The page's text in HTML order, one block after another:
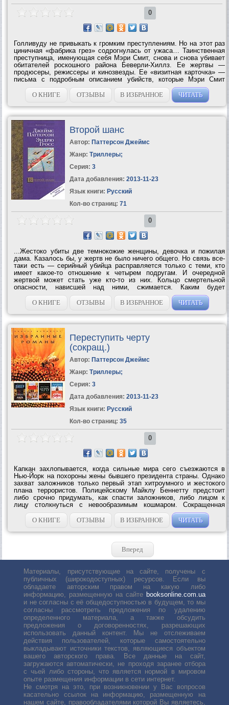
0
Голливуду не привыкать к громким преступлениям. Но на этот раз
циничная «фабрика грез» содрогнулась от ужаса… Таинственная
преступница, именующая себя Мэри Смит, снова и снова убивает
обитателей роскошного района Беверли-Хиллз. Ее жертвы —
продюсеры, режиссеры и кинозвезды. Ее «визитная карточка» —
письма с подробным описанием убийств, которые Мэри Смит
посылает в местную газету. Полиция Лос-Анджелеса — в тупике.
О КНИГЕ ОТЗЫВЫ В ИЗБРАННОЕ ЧИТАТЬ
Второй шанс
Автор: Паттерсон Джеймс
Жанр: Триллеры;
Серия: 3
Дата добавления: 2013-11-23
Язык книги: Русский
Кол-во страниц: 71
0
...Жестоко убиты две темнокожие женщины, девочка и пожилая
дама. Казалось бы, у жертв не было ничего общего. Но связь все-
таки есть — серийный убийца расправляется только с теми, кто
имеет какое-то отношение к четырем подругам. И очередной
жертвой может стать уже кто-то из них. Кольцо смертельной
опасности, нависшей над ними, сжимается. Каким будет
следующий шаг преступника? И можно ли его...
О КНИГЕ
ОТЗЫВЫ В ИЗБРАННОЕ ЧИТАТЬ
Переступить черту
(сокращ.)
Автор: Паттерсон Джеймс
Жанр: Триллеры;
Серия: 3
Дата добавления: 2013-11-23
Язык книги: Русский
Кол-во страниц: 35
0
Капкан захлопывается, когда сильные мира сего съезжаются в
Нью-Йорк на похороны жены бывшего президента страны. Однако
захват заложников только первый этап хитроумного и жестокого
плана террористов. Полицейскому Майклу Беннетту предстоит
либо срочно придумать, как спасти заложников, либо лицом к
лицу столкнуться с невообразимым кошмаром. Сокращенная
версия от «Ридерз...
О КНИГЕ
ОТЗЫВЫ В ИЗБРАННОЕ ЧИТАТЬ
Вперед
Материалы, присутствующие на сайте, получены с
публичных (широкодоступных) ресурсов. Если вы
обладаете авторским правом на какую либо
информацию, размещенную на сайте booksonline.com.ua
и не согласны с её общедоступностью в будущем, то мы
согласны рассмотреть предложения по удалению
определенного материала, а также обсудить
предложения о договоренностях, разрешающих
использовать данный контент. Мы не отслеживаем
действия пользователей, которые самостоятельно
выкладывают источники текстов, являющиеся объектом
вашего авторского права. Все данные на сайт,
загружаются автоматически, не проходя заранее отбора
с чьей либо стороны, что является нормой в мировом
опыте размещения информации в сети интернет.
Не смотря на это, при возникновении у Вас вопросов
касательно ссылок на информацию, размещенную на
нашем сайте, правообладателями которой Вы являетесь,